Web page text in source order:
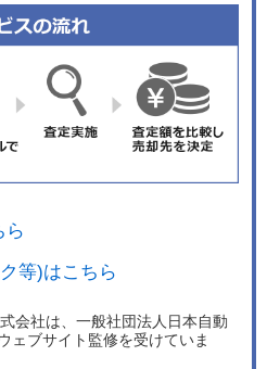
ら
等)はこちら
会社は、一般社団法人日本自動
ェブサイト監修を受けていま